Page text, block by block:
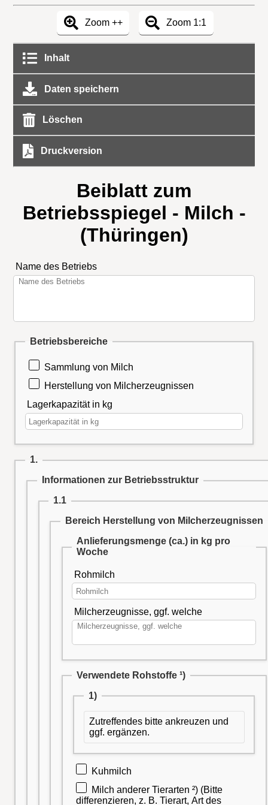
Zoom ++ Zoom 1:1
Inhalt
Daten speichern
Löschen
Druckversion
Beiblatt zum
Betriebsspiegel - Milch -
(Thüringen)
Name des Betriebs
Betriebsbereiche
Sammlung von Milch
Herstellung von Milcherzeugnissen
Lagerkapazität in kg
1.
Informationen zur Betriebsstruktur
1.1
Bereich Herstellung von Milcherzeugnissen
Anlieferungsmenge (ca.) in kg pro
Woche
Rohmilch
Milcherzeugnisse, ggf. welche
Verwendete Rohstoffe ¹)
1)
Zutreffendes bitte ankreuzen und
ggf. ergänzen.
Kuhmilch
Milch anderer Tierarten ²) (Bitte
differenzieren, z. B. Tierart, Art des